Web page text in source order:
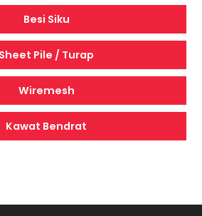
Besi Siku
Sheet Pile / Turap
Wiremesh
Kawat Bendrat